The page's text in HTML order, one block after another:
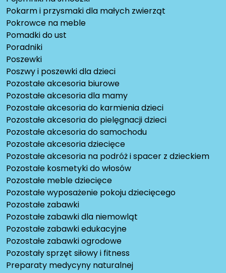
Pokarm i przysmaki dla małych zwierząt
Pokrowce na meble
Pomadki do ust
Poradniki
Poszewki
Poszwy i poszewki dla dzieci
Pozostałe akcesoria biurowe
Pozostałe akcesoria dla mamy
Pozostałe akcesoria do karmienia dzieci
Pozostałe akcesoria do pielęgnacji dzieci
Pozostałe akcesoria do samochodu
Pozostałe akcesoria dziecięce
Pozostałe akcesoria na podróż i spacer z dzieckiem
Pozostałe kosmetyki do włosów
Pozostałe meble dziecięce
Pozostałe wyposażenie pokoju dziecięcego
Pozostałe zabawki
Pozostałe zabawki dla niemowląt
Pozostałe zabawki edukacyjne
Pozostałe zabawki ogrodowe
Pozostały sprzęt siłowy i fitness
Preparaty medycyny naturalnej